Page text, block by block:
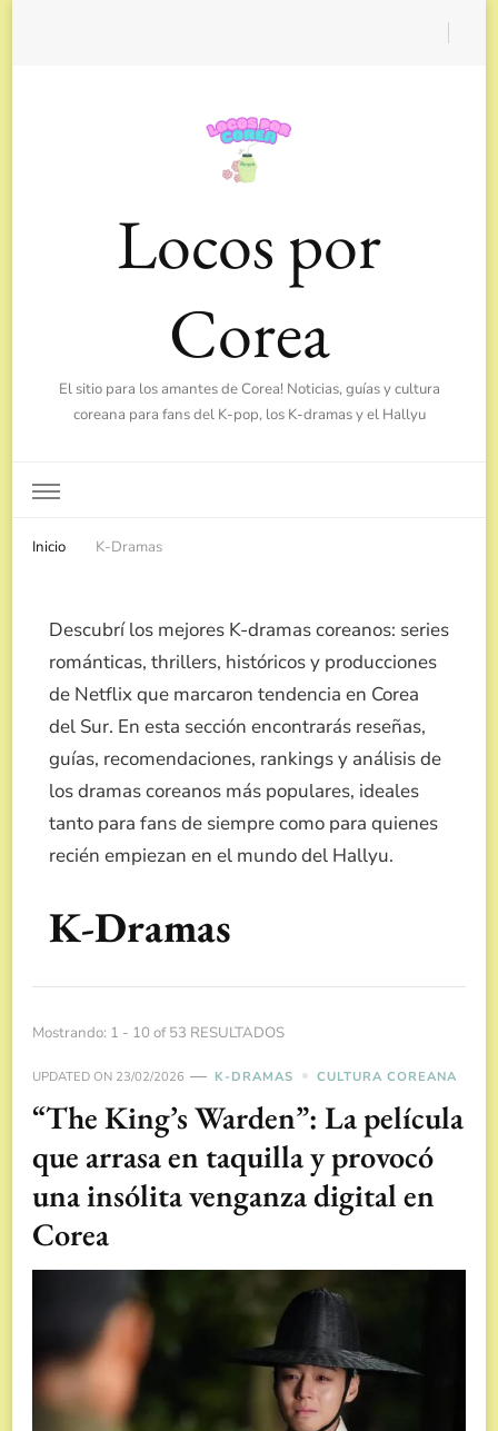
Locos por
Corea
El sitio para los amantes de Corea! Noticias, guías y cultura
coreana para fans del K-pop, los K-dramas y el Hallyu
Inicio K-Dramas
Descubrí los mejores K-dramas coreanos: series
románticas, thrillers, históricos y producciones
de Netflix que marcaron tendencia en Corea
del Sur. En esta sección encontrarás reseñas,
guías, recomendaciones, rankings y análisis de
los dramas coreanos más populares, ideales
tanto para fans de siempre como para quienes
recién empiezan en el mundo del Hallyu.
K-Dramas
Mostrando: 1 - 10 of 53 RESULTADOS
UPDATED ON 23/02/2026 K-DRAMAS CULTURA COREANA
“The King’s Warden”: La película
que arrasa en taquilla y provocó
una insólita venganza digital en
Corea